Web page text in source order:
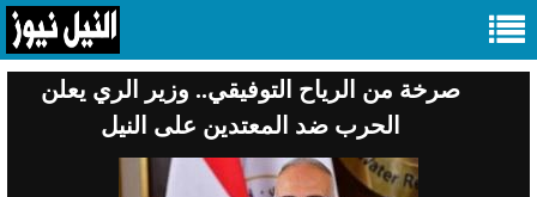
صرخة من الرياح التوفيقي.. وزير الري يعلن
الحرب ضد المعتدين على النيل